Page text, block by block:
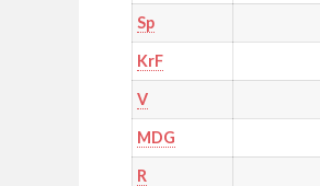
Sp
KrF
V
MDG
R